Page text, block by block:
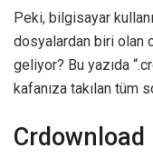
Peki, bilgisayar
dosyalardan biri olan
geliyor? Bu yazıda
kafanıza takılan tüm
Crdownload